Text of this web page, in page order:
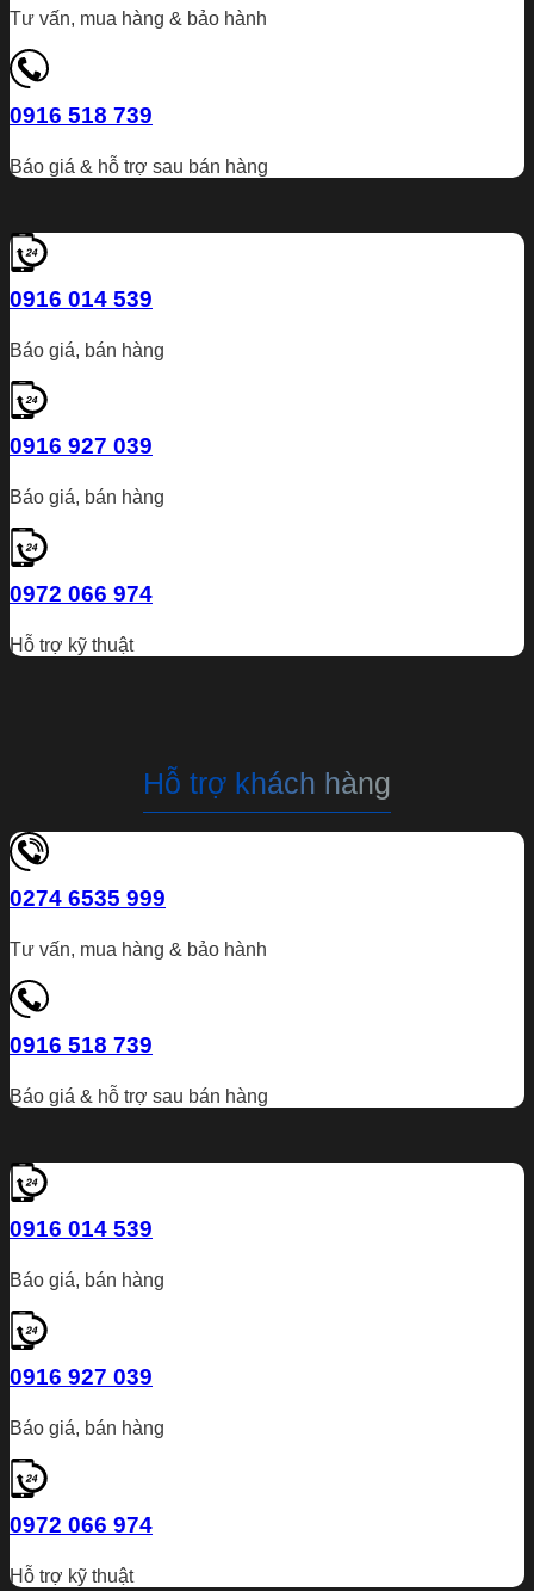
Tư vấn, mua hàng & bảo hành
0916 518 739
Báo giá & hỗ trợ sau bán hàng
0916 014 539
Báo giá, bán hàng
0916 927 039
Báo giá, bán hàng
0972 066 974
Hỗ trợ kỹ thuật
Hỗ trợ khách hàng
0274 6535 999
Tư vấn, mua hàng & bảo hành
0916 518 739
Báo giá & hỗ trợ sau bán hàng
0916 014 539
Báo giá, bán hàng
0916 927 039
Báo giá, bán hàng
0972 066 974
Hỗ trợ kỹ thuật